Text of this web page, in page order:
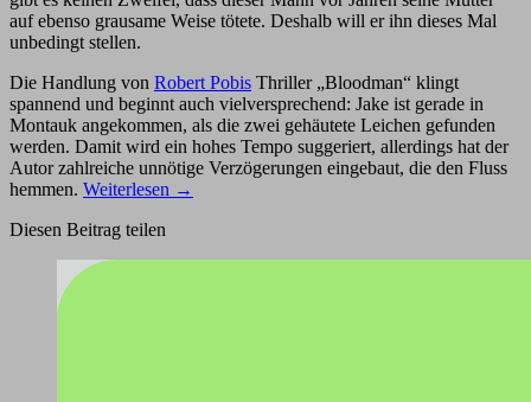
auf ebenso grausame Weise tötete. Deshalb will er ihn dieses Mal
unbedingt stellen.
Die Handlung von Robert Pobis Thriller „Bloodman“ klingt
spannend und beginnt auch vielversprechend: Jake ist gerade in
Montauk angekommen, als die zwei gehäutete Leichen gefunden
werden. Damit wird ein hohes Tempo suggeriert, allerdings hat der
Autor zahlreiche unnötige Verzögerungen eingebaut, die den Fluss
hemmen. Weiterlesen →
Diesen Beitrag teilen